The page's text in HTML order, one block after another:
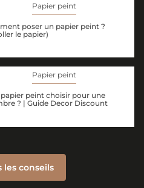
Papier peint
poser un papier peint ?
le papier)
Papier peint
peint choisir pour une
? | Guide Decor Discount
les conseils